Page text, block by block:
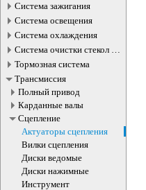
Система зажигания
Система освещения
Система охлаждения
Система очистки стекол и
фар
Тормозная система
Трансмиссия
Полный привод
Карданные валы
Сцепление
Актуаторы сцепления
Вилки сцепления
Диски ведомые
Диски нажимные
Инструмент